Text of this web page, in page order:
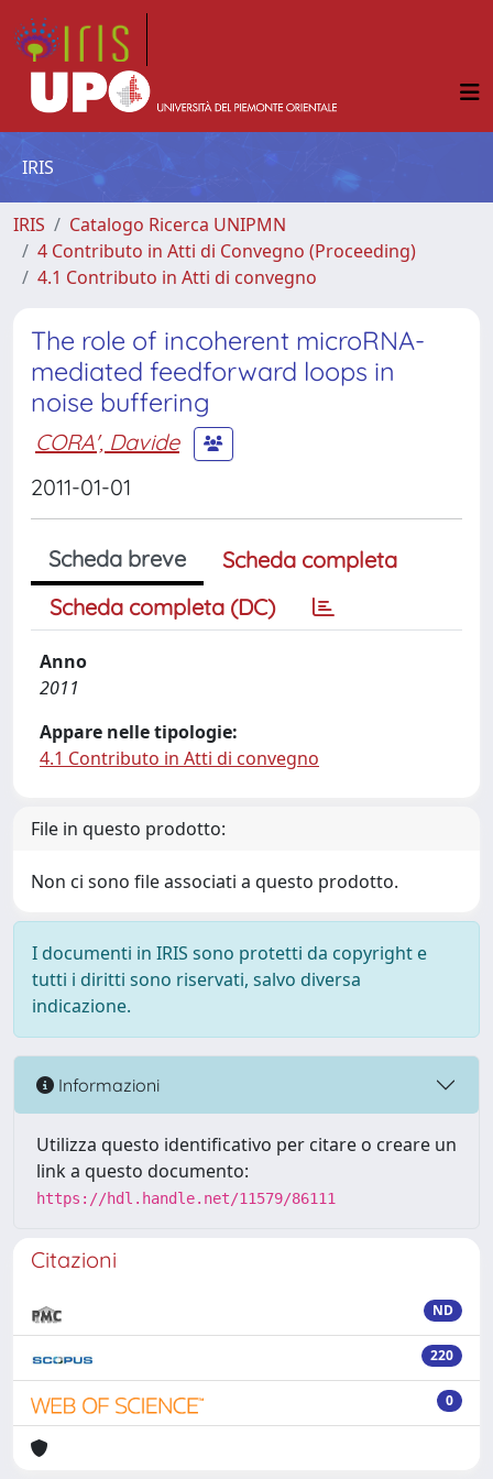
IRIS
IRIS
Catalogo Ricerca UNIPMN
4 Contributo in Atti di Convegno (Proceeding)
4.1 Contributo in Atti di convegno
The role of incoherent microRNA-
mediated feedforward loops in
noise buffering
CORA', Davide
2011-01-01
Scheda breve
Scheda completa
Scheda completa (DC)
Anno
2011
Appare nelle tipologie:
4.1 Contributo in Atti di convegno
File in questo prodotto:
Non ci sono file associati a questo prodotto.
I documenti in IRIS sono protetti da copyright e
tutti i diritti sono riservati, salvo diversa
indicazione.
Informazioni
Utilizza questo identificativo per citare o creare un
link a questo documento:
https://hdl.handle.net/11579/86111
Citazioni
ND
220
0